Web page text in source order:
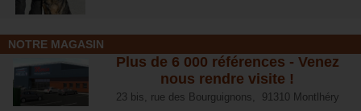
NOTRE MAGASIN
Plus de 6 000 références - Venez
nous rendre visite !
23 bis, rue des Bourguignons, 91310 Montlhéry